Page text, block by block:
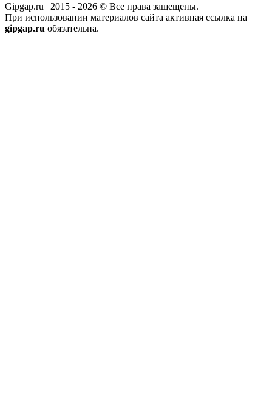
Gipgap.ru | 2015 - 2026 © Все права защещены.
При использовании материалов сайта активная ссылка на
gipgap.ru обязательна.